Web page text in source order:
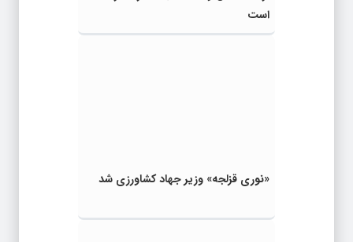
است
«نوری قزلجه» وزیر جهاد کشاورزی شد